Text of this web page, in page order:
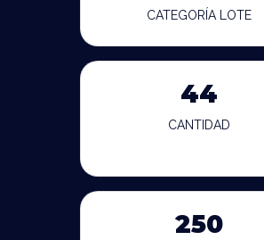
CATEGORÍA LOTE
44
CANTIDAD
250